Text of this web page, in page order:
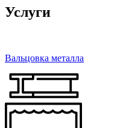
Услуги
Вальцовка металла